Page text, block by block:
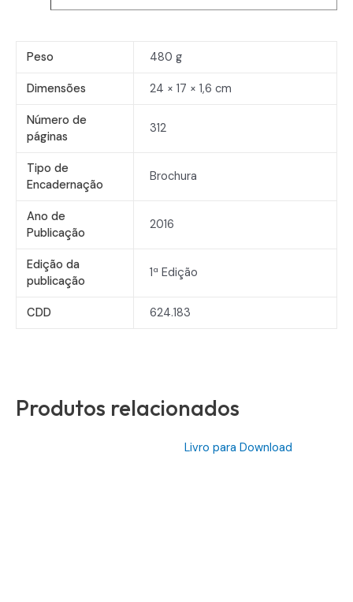
Peso 480 g
Dimensões 24 × 17 × 1,6 cm
Número de
páginas
312
Tipo de
Encadernação
Brochura
Ano de
Publicação
2016
Edição da
publicação
1ª Edição
CDD 624.183
Produtos relacionados
Livro para Download